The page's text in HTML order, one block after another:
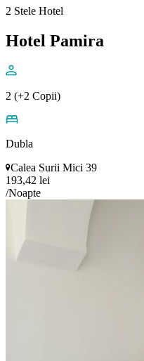
2 Stele Hotel
Hotel Pamira
2 (+2 Copii)
Dubla
Calea Surii Mici 39
193,42 lei
/Noapte